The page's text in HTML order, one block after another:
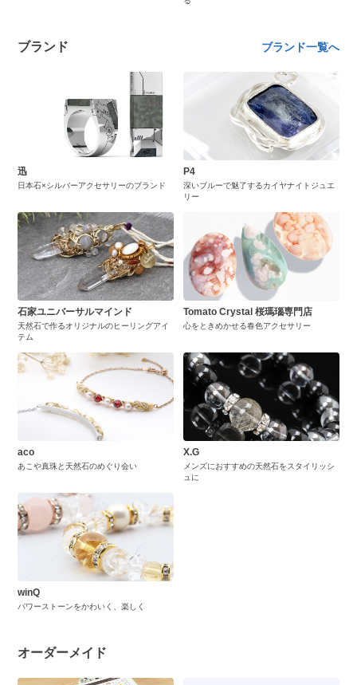
ブランド ブランド一覧へ
迅
日本石×シルバーアクセサリーのブランド
P4
深いブルーで魅了するカイヤナイトジュエ
リー
石家ユニバーサルマインド
天然石で作るオリジナルのヒーリングアイ
テム
Tomato Crystal 桜瑪瑙専門店
心をときめかせる春色アクセサリー
aco
あこや真珠と天然石のめぐり会い
X.G
メンズにおすすめの天然石をスタイリッシ
ュに
winQ
パワーストーンをかわいく、楽しく
オーダーメイド